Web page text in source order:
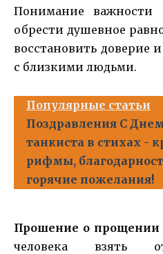
Понимание важности
обрести душевное
восстановить доверие
с близкими людьми.
Популярные статьи
Поздравления С Днем
танкиста в стихах -
рифмы,
горячие пожелания!
Прошение о прощении
человека взять